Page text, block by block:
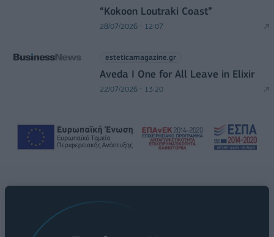
“Kokoon Loutraki Coast”
28/07/2026 - 12:07
esteticamagazine.gr
Aveda I One for All Leave in Elixir
22/07/2026 - 13:20